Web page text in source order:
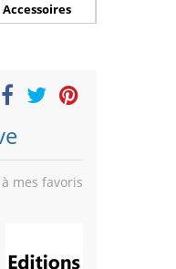
Accessoires
mes favoris